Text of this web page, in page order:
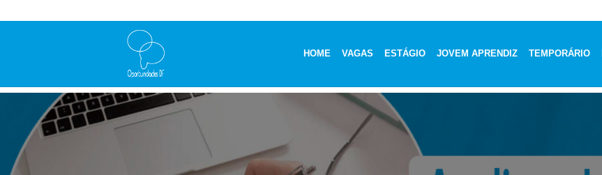
HOME VAGAS ESTÁGIO JOVEM APRENDIZ TEMPORÁRIO